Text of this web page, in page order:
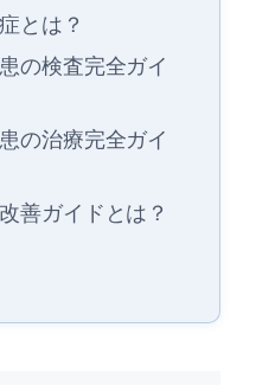
とは？
の検査完全ガイ
の治療完全ガイ
善ガイドとは？